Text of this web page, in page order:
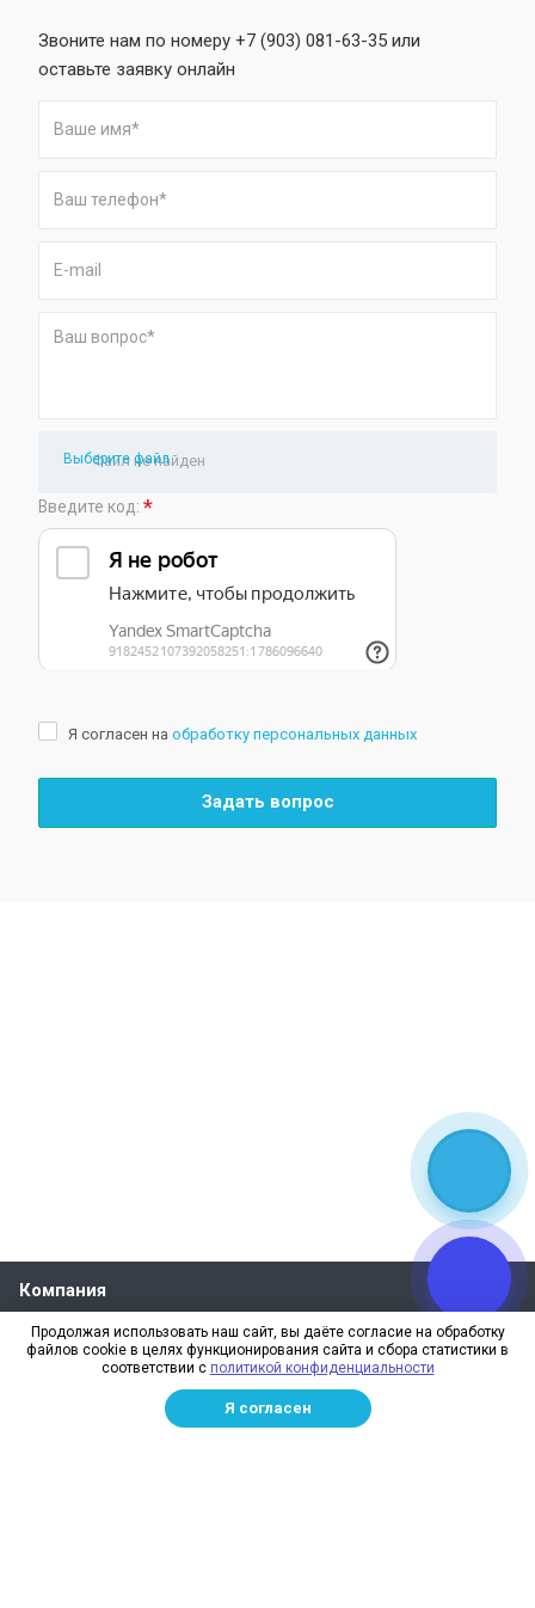
Звоните нам по номеру +7 (903) 081-63-35 или
оставьте заявку онлайн
Файл не найден
Выберите файл
Введите код: *
Я согласен на обработку персональных данных
Задать вопрос
Компания
Каталог
Полезная информация
Продолжая использовать наш сайт, вы даёте согласие на обработку
файлов cookie в целях функционирования сайта и сбора статистики в
соответствии с политикой конфиденциальности
Я согласен